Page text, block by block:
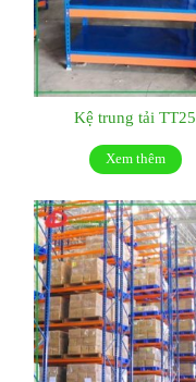
Kệ trung tải TT25
Xem thêm